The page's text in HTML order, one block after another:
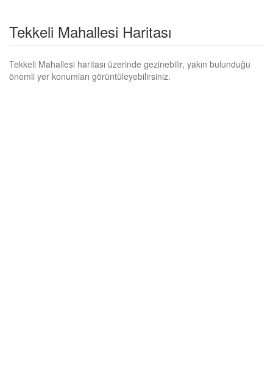
Tekkeli Mahallesi Haritası
Tekkeli Mahallesi haritası üzerinde gezinebilir, yakın bulunduğu
önemli yer konumları görüntüleyebilirsiniz.